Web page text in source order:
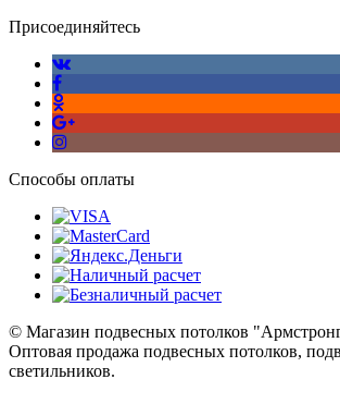
Присоединяйтесь
Способы оплаты
© Магазин подвесных потолков
Оптовая продажа подвесных потолков,
светильников.